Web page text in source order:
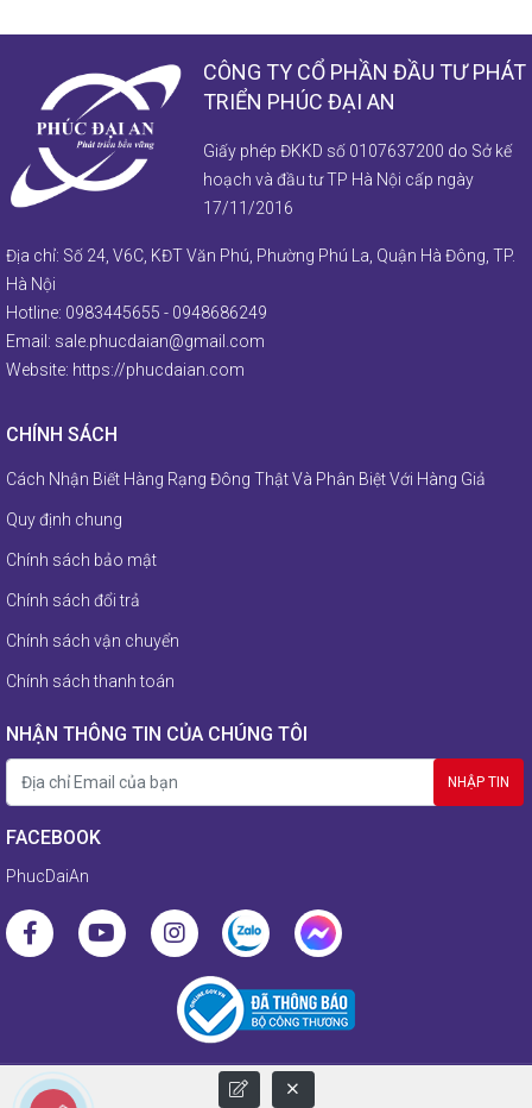
CÔNG TY CỔ PHẦN ĐẦU TƯ PHÁT
TRIỂN PHÚC ĐẠI AN
Giấy phép ĐKKD số 0107637200 do Sở kế
hoạch và đầu tư TP Hà Nội cấp ngày
17/11/2016
Địa chỉ: Số 24, V6C, KĐT Văn Phú, Phường Phú La, Quận Hà Đông, TP.
Hà Nội
Hotline: 0983445655 - 0948686249
Email: sale.phucdaian@gmail.com
Website: https://phucdaian.com
CHÍNH SÁCH
Cách Nhận Biết Hàng Rạng Đông Thật Và Phân Biệt Với Hàng Giả
Quy định chung
Chính sách bảo mật
Chính sách đổi trả
Chính sách vận chuyển
Chính sách thanh toán
NHẬN THÔNG TIN CỦA CHÚNG TÔI
FACEBOOK
PhucDaiAn
© 2021 Copyright by Phucdaian.com. Designed by Vicogroup.vn